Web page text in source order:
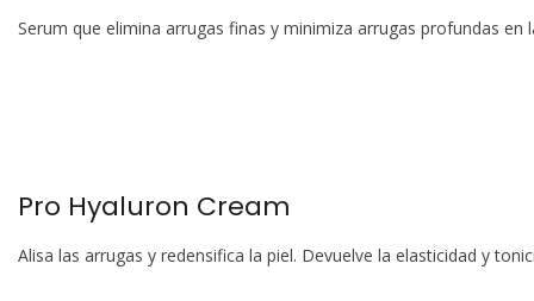
Serum que elimina arrugas finas y minimiza arrugas profundas
Pro Hyaluron Cream
Alisa las arrugas y redensifica la piel. Devuelve la elasticidad y